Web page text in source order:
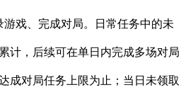
游戏、完成对局。日常任务中的未
计，后续可在单日内完成多场对局
成对局任务上限为止；当日未领取